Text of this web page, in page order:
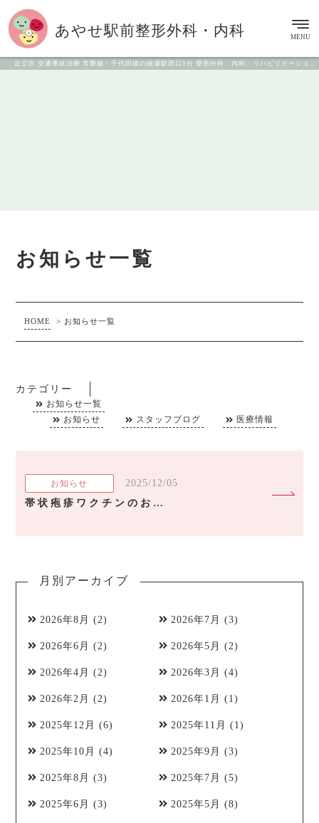
足立区 交通事故治療 常磐線・千代田線の綾瀬駅西口1分 整形外科、内科、リハビリテーション科
あやせ駅前整形外科・内科 MENU
お知らせ一覧
HOME > お知らせ一覧
カテゴリー
お知らせ一覧
お知らせ
スタッフブログ 医療情報
お知らせ
2025/12/05
帯状疱疹ワクチンのお知らせ～帯状疱疹による“長引く神経痛”を予防しませんか？
月別アーカイブ
2026年8月 (2) 2026年7月 (3)
2026年6月 (2) 2026年5月 (2)
2026年4月 (2) 2026年3月 (4)
2026年2月 (2) 2026年1月 (1)
2025年12月 (6) 2025年11月 (1)
2025年10月 (4) 2025年9月 (3)
2025年8月 (3) 2025年7月 (5)
2025年6月 (3) 2025年5月 (8)